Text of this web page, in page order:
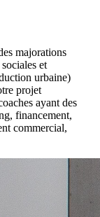
majorations
et
urbaine)
projet
ayant des
financement,
commercial,